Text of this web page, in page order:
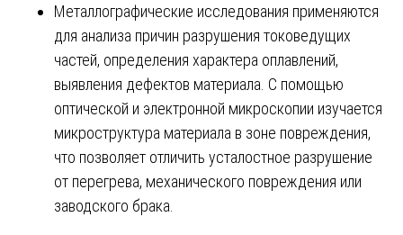
Металлографические исследования применяются
для анализа причин разрушения токоведущих
частей, определения характера оплавлений,
выявления дефектов материала. С помощью
оптической и электронной микроскопии изучается
микроструктура материала в зоне повреждения,
что позволяет отличить усталостное разрушение
от перегрева, механического повреждения или
заводского брака.